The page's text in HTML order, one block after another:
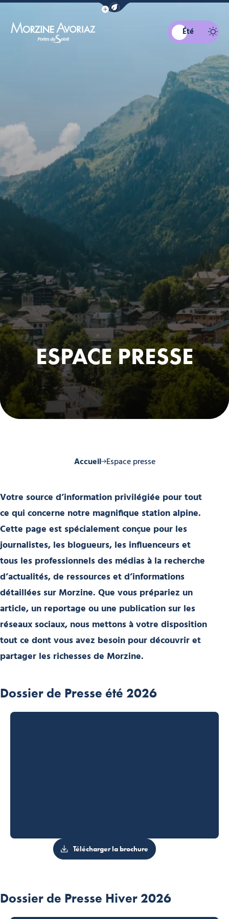
Afficher la barre de navigation du
Été
ESPACE PRESSE
Accueil Espace presse
Votre source d’information privilégiée pour tout
ce qui concerne notre magnifique station alpine.
Cette page est spécialement conçue pour les
journalistes, les blogueurs, les influenceurs et
tous les professionnels des médias à la recherche
d’actualités, de ressources et d’informations
détaillées sur Morzine. Que vous prépariez un
article, un reportage ou une publication sur les
réseaux sociaux, nous mettons à votre disposition
tout ce dont vous avez besoin pour découvrir et
partager les richesses de Morzine.
Dossier de Presse été 2026
Télécharger la brochure
Dossier de Presse Hiver 2026